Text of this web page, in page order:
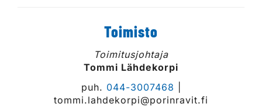
Toimisto
Toimitusjohtaja
Tommi Lähdekorpi
puh. 044-3007468
tommi.lahdekorpi@porinravit.fi